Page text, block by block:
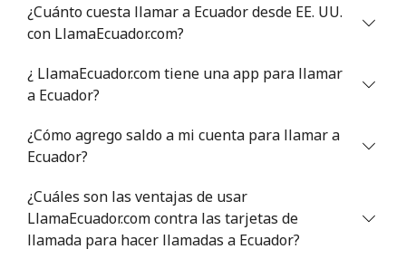
¿Cuánto cuesta llamar a Ecuador desde EE. UU.
con LlamaEcuador.com?
¿ LlamaEcuador.com tiene una app para llamar
a Ecuador?
¿Cómo agrego saldo a mi cuenta para llamar a
Ecuador?
¿Cuáles son las ventajas de usar
LlamaEcuador.com contra las tarjetas de
llamada para hacer llamadas a Ecuador?